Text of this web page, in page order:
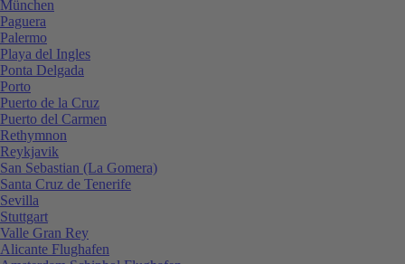
München
Paguera
Palermo
Playa del Ingles
Ponta Delgada
Porto
Puerto de la Cruz
Puerto del Carmen
Rethymnon
Reykjavik
San Sebastian (La Gomera)
Santa Cruz de Tenerife
Sevilla
Stuttgart
Valle Gran Rey
Alicante Flughafen